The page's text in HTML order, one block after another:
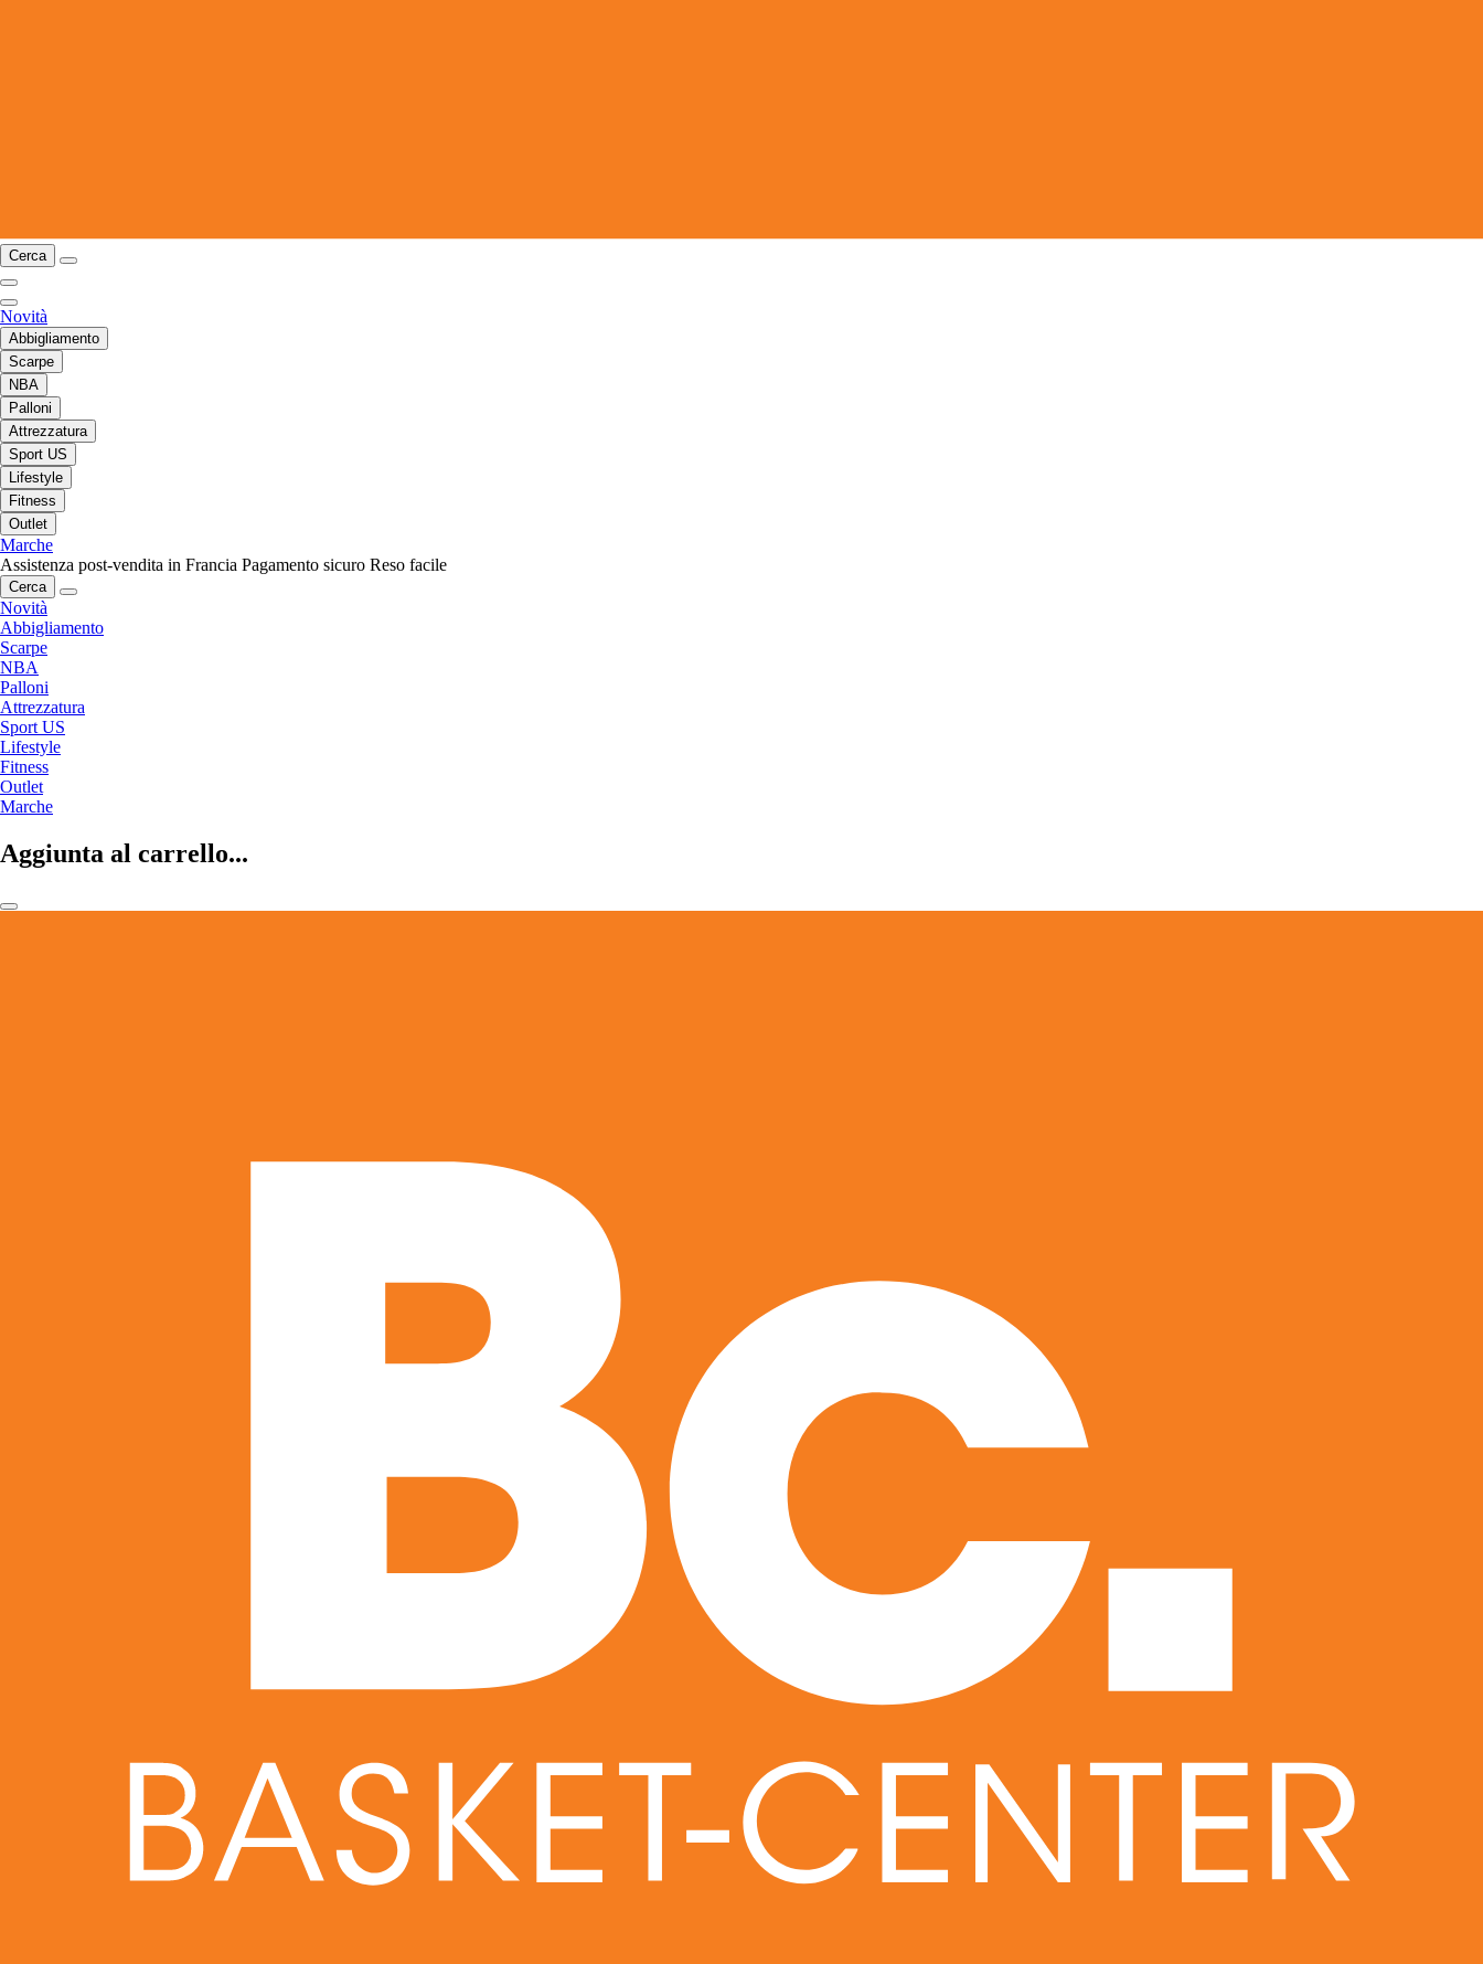
Cerca
Novità
Abbigliamento
Scarpe
NBA
Palloni
Attrezzatura
Sport US
Lifestyle
Fitness
Outlet
Marche
Assistenza post-vendita in Francia Pagamento sicuro Reso facile
Cerca
Novità
Abbigliamento
Scarpe
NBA
Palloni
Attrezzatura
Sport US
Lifestyle
Fitness
Outlet
Marche
Aggiunta al carrello...